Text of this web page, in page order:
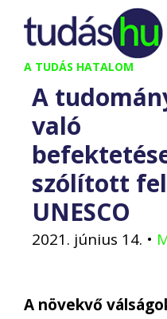
Kilépés
tartalomba
A TUDÁS HATALOM
A
való
szólított
UNESCO
2021. június 14. •
A növekvő